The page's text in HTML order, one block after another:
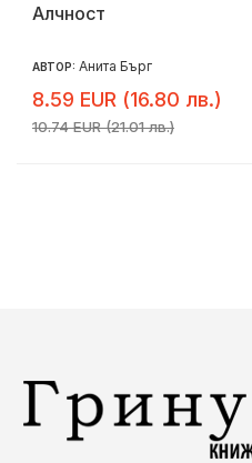
Алчност
АВТОР: Анита Бърг
8.59 EUR (16.80 лв.)
10.74 EUR (21.01 лв.)